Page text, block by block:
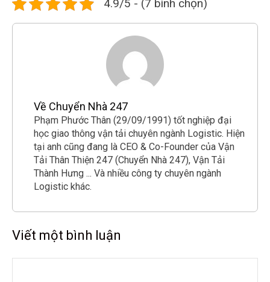
4.9/5 - (7 bình chọn)
Về Chuyển Nhà 247
Phạm Phước Thân (29/09/1991) tốt nghiệp đại
học giao thông vận tải chuyên ngành Logistic. Hiện
tại anh cũng đang là CEO & Co-Founder của Vận
Tải Thân Thiện 247 (Chuyển Nhà 247), Vận Tải
Thành Hưng ... Và nhiều công ty chuyên ngành
Logistic khác.
Viết một bình luận